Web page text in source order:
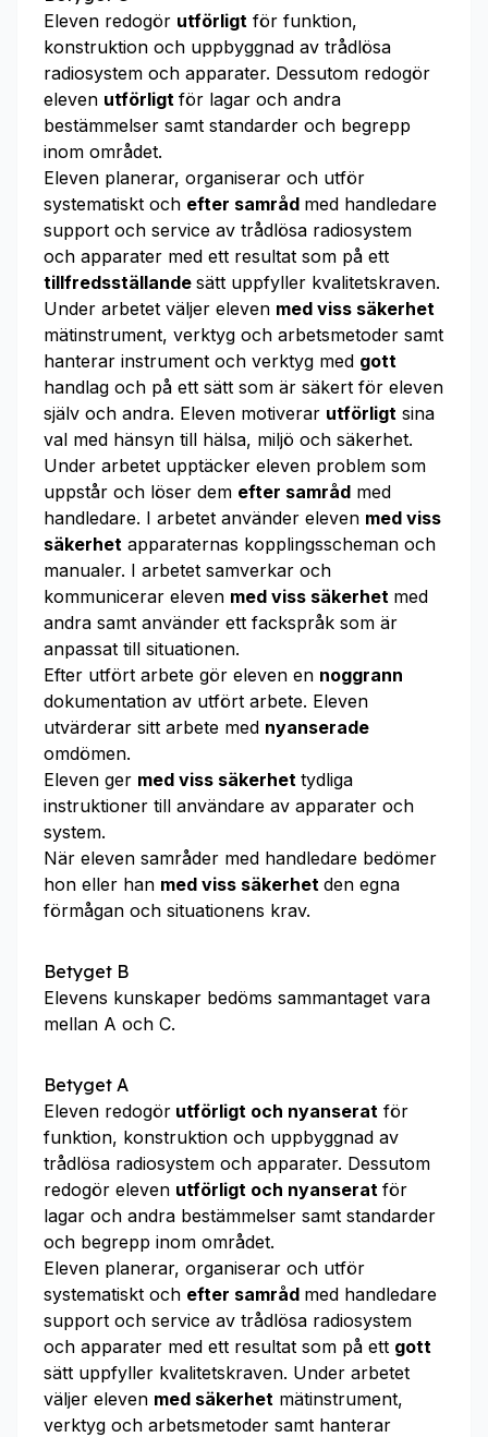
Eleven redogör utförligt för funktion,
konstruktion och uppbyggnad av trådlösa
radiosystem och apparater. Dessutom redogör
eleven utförligt för lagar och andra
bestämmelser samt standarder och begrepp
inom området.
Eleven planerar, organiserar och utför
systematiskt och efter samråd med handledare
support och service av trådlösa radiosystem
och apparater med ett resultat som på ett
tillfredsställande sätt uppfyller kvalitetskraven.
Under arbetet väljer eleven med viss säkerhet
mätinstrument, verktyg och arbetsmetoder samt
hanterar instrument och verktyg med gott
handlag och på ett sätt som är säkert för eleven
själv och andra. Eleven motiverar utförligt sina
val med hänsyn till hälsa, miljö och säkerhet.
Under arbetet upptäcker eleven problem som
uppstår och löser dem efter samråd med
handledare. I arbetet använder eleven med viss
säkerhet apparaternas kopplingsscheman och
manualer. I arbetet samverkar och
kommunicerar eleven med viss säkerhet med
andra samt använder ett fackspråk som är
anpassat till situationen.
Efter utfört arbete gör eleven en noggrann
dokumentation av utfört arbete. Eleven
utvärderar sitt arbete med nyanserade
omdömen.
Eleven ger med viss säkerhet tydliga
instruktioner till användare av apparater och
system.
När eleven samråder med handledare bedömer
hon eller han med viss säkerhet den egna
förmågan och situationens krav.
Betyget B
Elevens kunskaper bedöms sammantaget vara
mellan A och C.
Betyget A
Eleven redogör utförligt och nyanserat för
funktion, konstruktion och uppbyggnad av
trådlösa radiosystem och apparater. Dessutom
redogör eleven utförligt och nyanserat för
lagar och andra bestämmelser samt standarder
och begrepp inom området.
Eleven planerar, organiserar och utför
systematiskt och efter samråd med handledare
support och service av trådlösa radiosystem
och apparater med ett resultat som på ett gott
sätt uppfyller kvalitetskraven. Under arbetet
väljer eleven med säkerhet mätinstrument,
verktyg och arbetsmetoder samt hanterar